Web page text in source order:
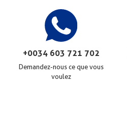
+0034 603 721 702
Demandez-nous ce que vous
voulez